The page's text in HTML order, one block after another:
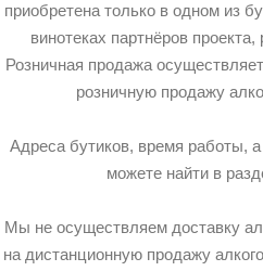
приобретена только в одном из
винотеках партнёров
Розничная продажа
розничную продажу
Адреса бутиков, время работы,
можете найти в
Мы не осуществляем доставку
на дистанционную продажу